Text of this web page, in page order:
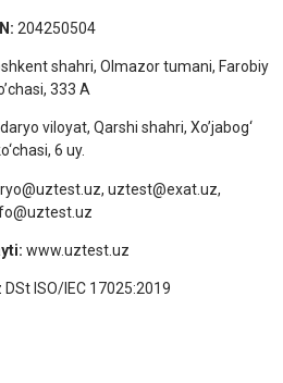
204250504
shahri, Olmazor tumani, Farobiy
333 A
viloyat, Qarshi shahri, Xo’jabog‘
6 uy.
uztest@exat.uz,
www.uztest.uz
DSt ISO/IEC 17025:2019